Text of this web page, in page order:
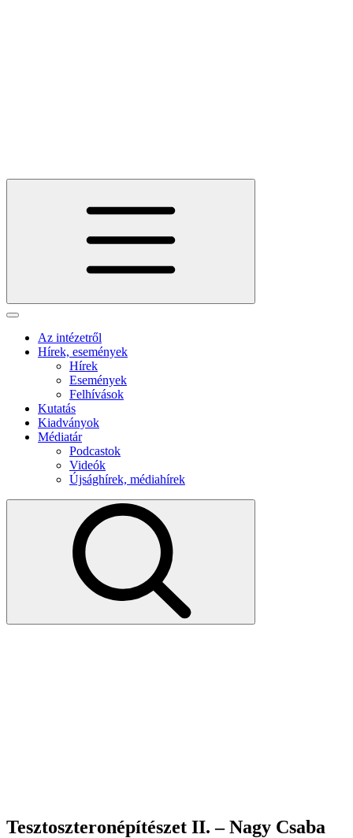
Az intézetről
Hírek, események
Hírek
Események
Felhívások
Kutatás
Kiadványok
Médiatár
Podcastok
Videók
Újsághírek, médiahírek
Tesztoszteronépítészet II. – Nagy Csaba